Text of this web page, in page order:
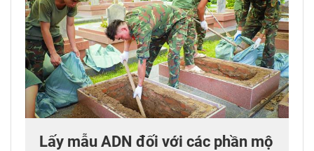
Lấy mẫu ADN đối với các phần mộ